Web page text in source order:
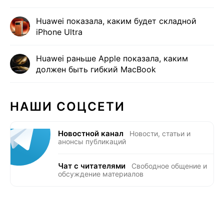
Huawei показала, каким будет складной
iPhone Ultra
Huawei раньше Apple показала, каким
должен быть гибкий MacBook
НАШИ СОЦСЕТИ
Новостной канал
Новости, статьи и
анонсы публикаций
Чат с читателями
Свободное общение и
обсуждение материалов